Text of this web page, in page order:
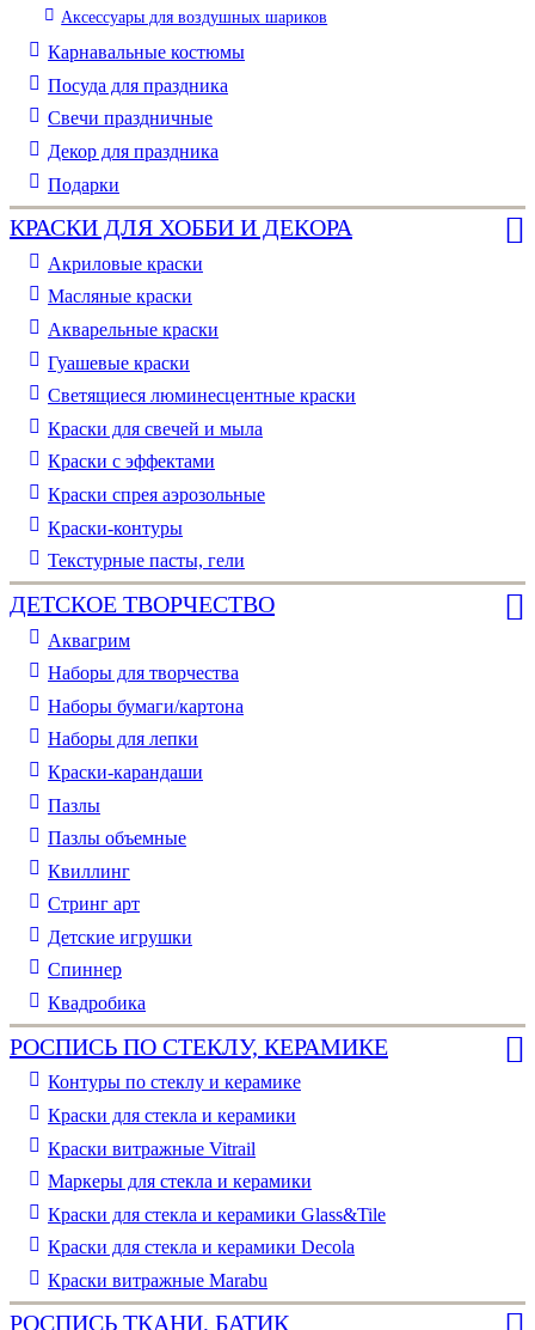
Аксессуары для воздушных шариков
Карнавальные костюмы
Посуда для праздника
Свечи праздничные
Декор для праздника
Подарки
КРАСКИ ДЛЯ ХОББИ И ДЕКОРА
Акриловые краски
Масляные краски
Акварельные краски
Гуашевые краски
Светящиеся люминесцентные краски
Краски для свечей и мыла
Краски с эффектами
Краски спрея аэрозольные
Краски-контуры
Текстурные пасты, гели
ДЕТСКОЕ ТВОРЧЕСТВО
Аквагрим
Наборы для творчества
Наборы бумаги/картона
Наборы для лепки
Краски-карандаши
Пазлы
Пазлы объемные
Квиллинг
Стринг арт
Детские игрушки
Спиннер
Квадробика
РОСПИСЬ ПО СТЕКЛУ, КЕРАМИКЕ
Контуры по стеклу и керамике
Краски для стекла и керамики
Краски витражные Vitrail
Маркеры для стекла и керамики
Краски для стекла и керамики Glass&Tile
Краски для стекла и керамики Decola
Краски витражные Marabu
РОСПИСЬ ТКАНИ, БАТИК